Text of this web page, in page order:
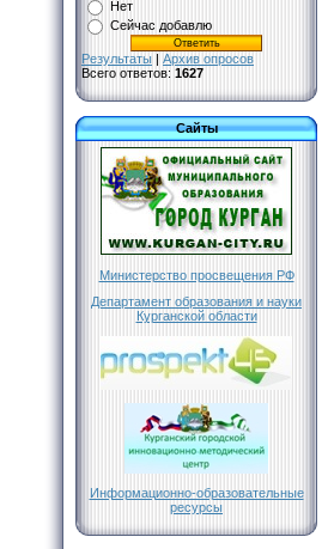
Нет
Сейчас добавлю
Результаты | Архив опросов
Всего ответов: 1627
Сайты
Министерство просвещения РФ
Департамент образования и науки
Курганской области
Информационно-образовательные
ресурсы